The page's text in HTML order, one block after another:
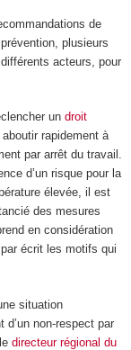
de
plusieurs
acteurs, pour
un droit
rapidement à
par arrêt du travail.
d’un risque pour la
élevée, il est
des mesures
en considération
écrit les motifs qui
situation
non-respect par
directeur régional du